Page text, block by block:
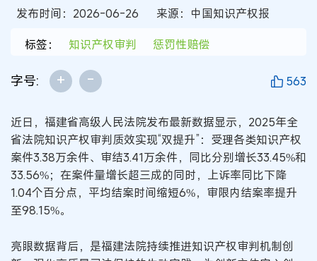
发布时间：2026-06-26
来源：中国知识产权报
标签：
知识产权审判 惩罚性赔偿
字号: + - 563
近日，福建省高级人民法院发布最新数据显示，2025年全
省法院知识产权审判质效实现“双提升”：受理各类知识产权
案件3.38万余件、审结3.41万余件，同比分别增长33.45%和
33.56%；在案件量增长超三成的同时，上诉率同比下降
1.04个百分点，平均结案时间缩短6%，审限内结案率提升
至98.15%。
亮眼数据背后，是福建法院持续推进知识产权审判机制创